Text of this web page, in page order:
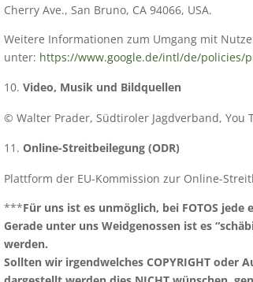
Cherry Ave., San Bruno, CA 94066, USA.
Weitere Informationen zum Umgang mit
unter: https://www.google.de/intl/de/policies/
Video, Musik und Bildquellen
© Walter Prader, Südtiroler Jagdverband, You
Online-Streitbeilegung (ODR)
Plattform der EU-Kommission zur Online-
***Für uns ist es unmöglich, bei FOTOS
Gerade unter uns Weidgenossen ist es
werden.
Sollten wir irgendwelches COPYRIGHT oder